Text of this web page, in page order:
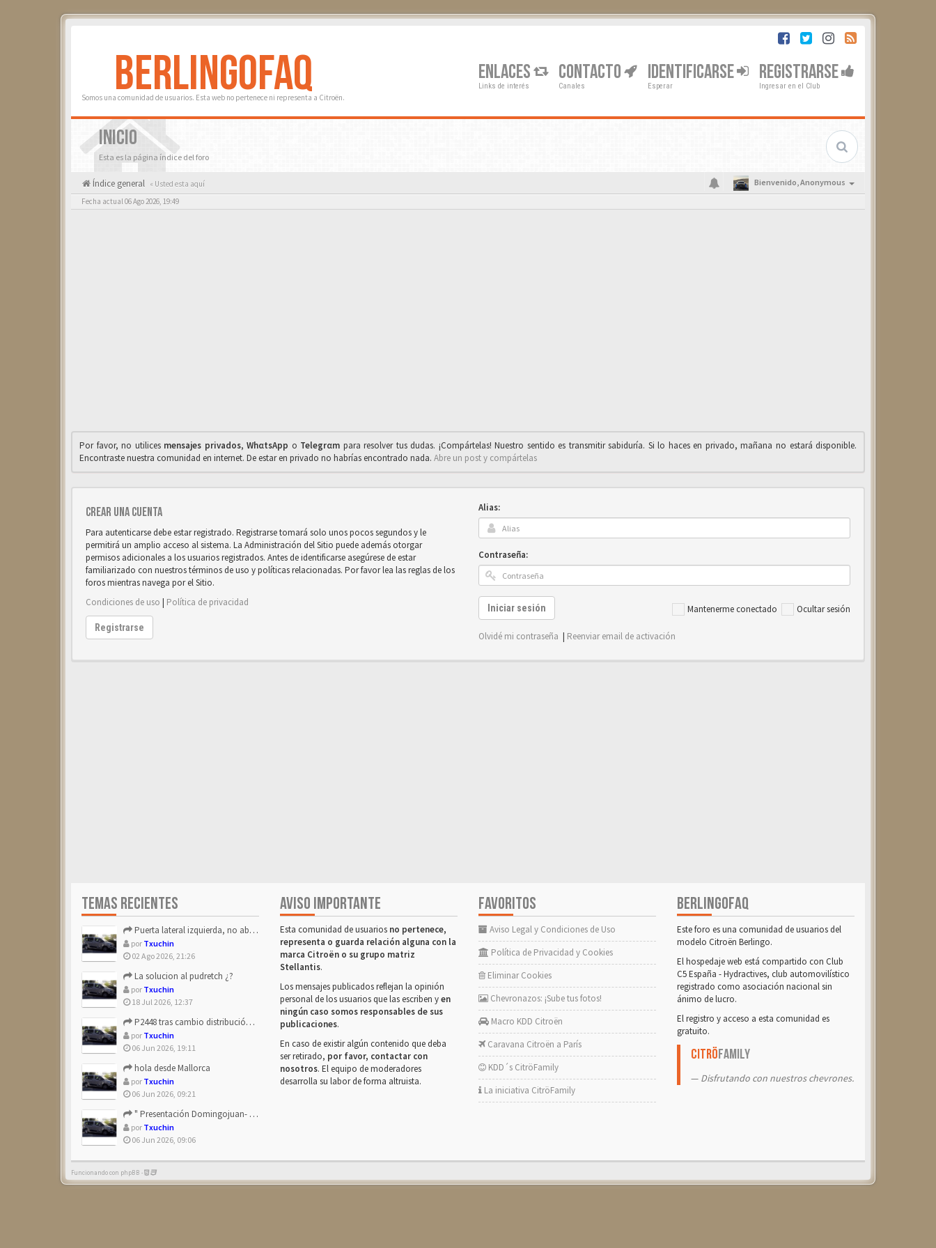
BERLINGOFAQ
Somos una comunidad de usuarios. Esta web no pertenece ni representa a Citroën.
ENLACES
Links de interés
CONTACTO
Canales
IDENTIFICARSE
Esperar
REGISTRARSE
Ingresar en el Club
INICIO
Esta es la página índice del foro
Índice general « Usted esta aquí Bienvenido,Anonymous
Fecha actual 06 Ago 2026, 19:49
Por favor, no utilices mensajes privados,WhαtsApp o Telegrαm para resolver tus dudas. ¡Compártelas! Nuestro sentido es transmitir sabiduría. Si lo haces en privado, mañana no estará disponible.
Encontraste nuestra comunidad en internet. De estar en privado no habrías encontrado nada. Abre un post y compártelas
Crear una cuenta
Para autenticarse debe estar registrado. Registrarse tomará solo unos pocos segundos y le
permitirá un amplio acceso al sistema. La Administración del Sitio puede además otorgar
permisos adicionales a los usuarios registrados. Antes de identificarse asegúrese de estar
familiarizado con nuestros términos de uso y políticas relacionadas. Por favor lea las reglas de los
foros mientras navega por el Sitio.
Condiciones de uso | Política de privacidad
Registrarse
Alias:
Contraseña:
Mantenerme conectado Ocultar sesión
Iniciar sesión
Olvidé mi contraseña | Reenviar email de activación
TEMAS RECIENTES
Puerta lateral izquierda, no abre después de repostar.
por Txuchin
02 Ago 2026, 21:26
La solucion al pudretch ¿?
por Txuchin
18 Jul 2026, 12:37
P2448 tras cambio distribución + tapas árbol levas
por Txuchin
06 Jun 2026, 19:11
hola desde Mallorca
por Txuchin
06 Jun 2026, 09:21
" Presentación Domingojuan- Berlingo Multiespace Blue ...
por Txuchin
06 Jun 2026, 09:06
AVISO IMPORTANTE
Esta comunidad de usuarios no pertenece,
representa o guarda relación alguna con la
marca Citroën o su grupo matriz
Stellantis.
Los mensajes publicados reflejan la opinión
personal de los usuarios que las escriben yen
ningún caso somos responsables de sus
publicaciones.
En caso de existir algún contenido que deba
ser retirado, por favor, contactar con
nosotros. El equipo de moderadores
desarrolla su labor de forma altruista.
FAVORITOS
Aviso Legal y Condiciones de Uso
Política de Privacidad y Cookies
Eliminar Cookies
Chevronazos: ¡Sube tus fotos!
Macro KDD Citroën
Caravana Citroën a París
KDD´s CitröFamily
La iniciativa CitröFamily
BERLINGOFAQ
Este foro es una comunidad de usuarios del
modelo Citroën Berlingo.
El hospedaje web está compartido con Club
C5 España - Hydractives, club automovilístico
registrado como asociación nacional sin
ánimo de lucro.
El registro y acceso a esta comunidad es
gratuito.
CitröFamily
Disfrutando con nuestros chevrones.
Funcionando con phpBB -